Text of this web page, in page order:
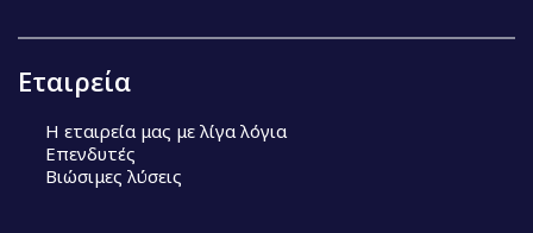
Εταιρεία
Η εταιρεία μας με λίγα λόγια
Επενδυτές
Βιώσιμες λύσεις